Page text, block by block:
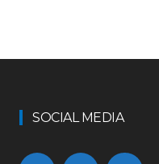
SOCIAL MEDIA